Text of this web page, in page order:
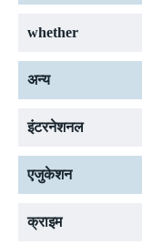
whether
अन्य
इंटरनेशनल
एजुकेशन
क्राइम